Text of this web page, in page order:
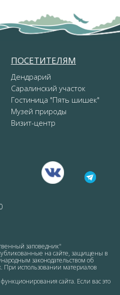
ПОСЕТИТЕЛЯМ
Дендрарий
Саралинский участок
Гостиница "Пять шишек"
Музей природы
Визит-центр
заповедник"
на сайте, защищены в
законодательством об
При использовании материалов
сайта. Если вас это